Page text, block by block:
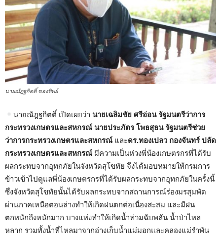
นายณัฎฐกิตติ์ ของทิพย์
นายณัฎฐกิตติ์ เปิดเผยว่า นายเฉลิมชัย ศรีอ่อน รัฐมนตรีว่าการ
กระทรวงเกษตรและสหกรณ์ นายประภัตร โพธสุธน รัฐมนตรีช่วย
ว่าการกระทรวงเกษตรและสหกรณ์ และดร.ทองเปลว กองจันทร์ ปลัด
กระทรวงเกษตรและสหกรณ์ มีความเป็นห่วงพี่น้องเกษตรกรที่ได้รับ
ผลกระทบจากอุทกภัยในจังหวัดสุโขทัย จึงได้มอบหมายให้กรมการ
ข้าวเข้าไปดูแลพี่น้องเกษตรกรที่ได้รับผลกระทบจากอุทกภัยในครั้งนี้
ซึ่งจังหวัดสุโขทัยนั้นได้รับผลกระทบจากสถานการณ์ร่องมรสุมพัด
ผ่านภาคเหนือตอนล่างทำให้เกิดฝนตกต่อเนื่องสะสม และมีฝน
ตกหนักถึงหนักมาก บางแห่งทำให้เกิดน้ำท่วมฉับพลัน น้ำป่าไหล
หลาก รวมทั้งน้ำที่ไหลมาจากอ่างเก็บน้ำแม่มอกและคลองแม่รำพัน